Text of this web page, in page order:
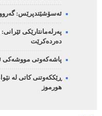
ئەسۆشێتدپرێس:
پەرلەمانتارێکی
دەردەکرێت
پاشەکەوتی مووشەکی
ڕێککەوتنی کاتی لە
هورموز